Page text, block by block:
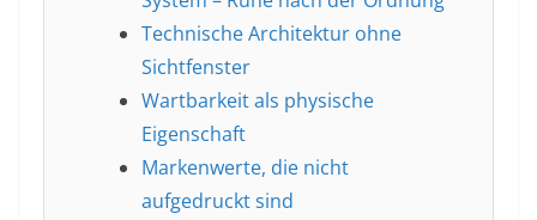
Technische Architektur ohne
Sichtfenster
Wartbarkeit als physische
Eigenschaft
Markenwerte, die nicht
aufgedruckt sind